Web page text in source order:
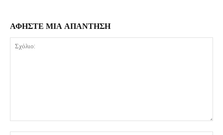
ΑΦΗΣΤΕ ΜΙΑ ΑΠΑΝΤΗΣΗ